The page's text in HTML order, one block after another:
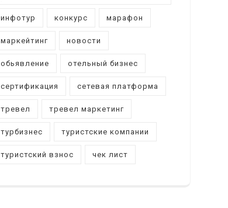
инфотур конкурс марафон
маркейтинг новости
обьявление отельный бизнес
сертификация сетевая платформа
тревел тревел маркетинг
турбизнес туристские компании
туристский взнос чек лист